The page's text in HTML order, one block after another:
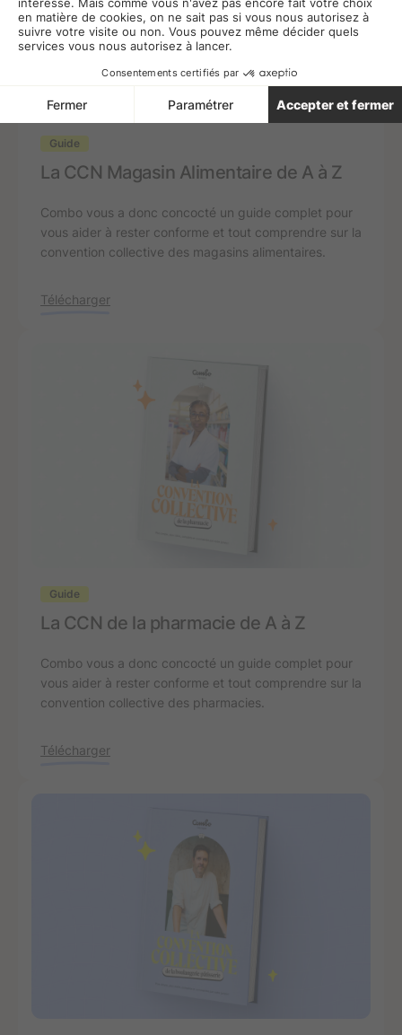
Guide
La CCN Magasin Alimentaire de A à Z
Combo vous a donc concocté un guide complet pour
vous aider à rester conforme et tout comprendre sur la
convention collective des magasins alimentaires.
Télécharger
Guide
La CCN de la pharmacie de A à Z
Combo vous a donc concocté un guide complet pour
vous aider à rester conforme et tout comprendre sur la
convention collective des pharmacies.
Télécharger